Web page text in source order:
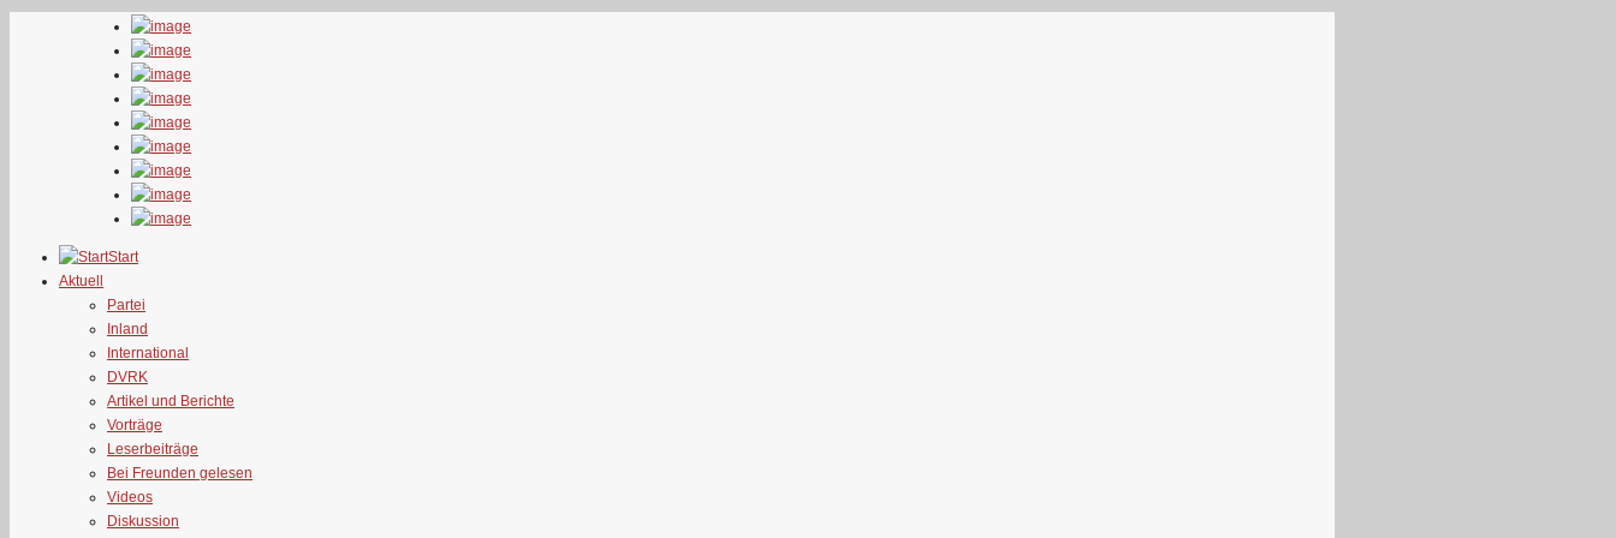
Start
Aktuell
Partei
Inland
International
DVRK
Artikel und Berichte
Vorträge
Leserbeiträge
Bei Freunden gelesen
Videos
Diskussion